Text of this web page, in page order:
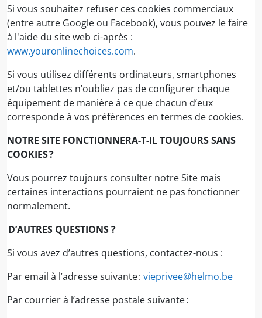
Si vous souhaitez refuser ces cookies commerciaux
(entre autre Google ou Facebook), vous pouvez le faire
à l'aide du site web ci-après :
www.youronlinechoices.com.
Si vous utilisez différents ordinateurs, smartphones
et/ou tablettes n’oubliez pas de configurer chaque
équipement de manière à ce que chacun d’eux
corresponde à vos préférences en termes de cookies.
NOTRE SITE FONCTIONNERA-T-IL TOUJOURS SANS
COOKIES ?
Vous pourrez toujours consulter notre Site mais
certaines interactions pourraient ne pas fonctionner
normalement.
D’AUTRES QUESTIONS ?
Si vous avez d’autres questions, contactez-nous :
Par email à l’adresse suivante : vieprivee@helmo.be
Par courrier à l’adresse postale suivante :